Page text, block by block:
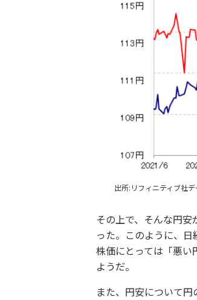
出所:リフィニティブ社
その上で、そんな円
った。このように、
株価にとっては「悪い
ようだ。
また、円安について